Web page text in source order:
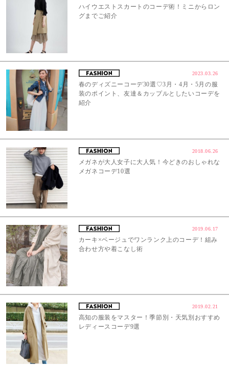
ハイウエストスカートのコーデ術！ミニからロン
グまでご紹介
2023.03.26
春のディズニーコーデ30選♡3月・4月・5月の服
装のポイント、友達＆カップルとしたいコーデを
紹介
2018.06.26
メガネが大人女子に大人気！今どきのおしゃれな
メガネコーデ10選
2019.06.17
カーキ×ベージュでワンランク上のコーデ！組み
合わせ方や着こなし術
2019.02.21
高知の服装をマスター！季節別・天気別おすすめ
レディースコーデ9選